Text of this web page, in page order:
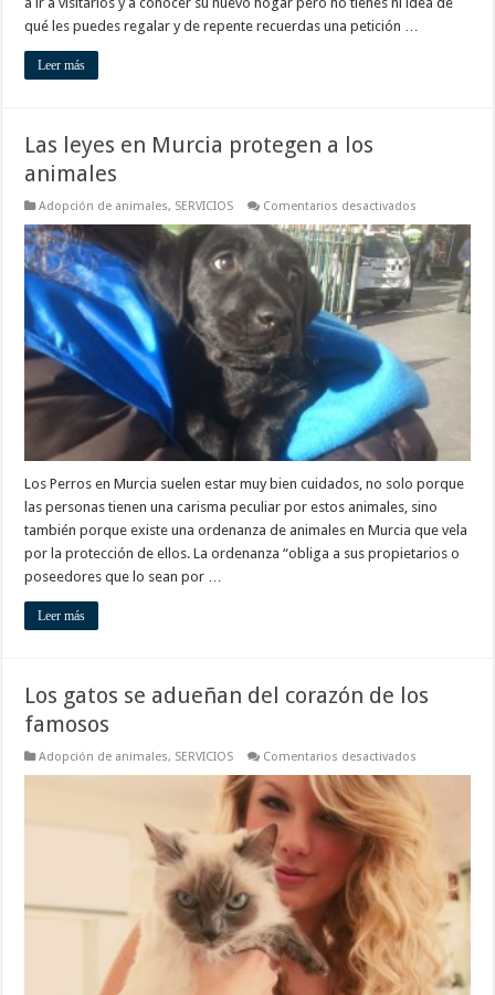
qué les puedes regalar y de repente recuerdas una petición …
Leer más
Las leyes en Murcia protegen a los
animales
Adopción de animales, SERVICIOS Comentarios desactivados
leyes
en
Murcia
protegen
a
los
animales
Los Perros en Murcia suelen estar muy bien cuidados, no solo porque
las personas tienen una carisma peculiar por estos animales, sino
también porque existe una ordenanza de animales en Murcia que vela
por la protección de ellos. La ordenanza “obliga a sus propietarios o
poseedores que lo sean por …
Leer más
Los gatos se adueñan del corazón de los
famosos
Adopción de animales, SERVICIOS Comentarios desactivados
corazón
famosos